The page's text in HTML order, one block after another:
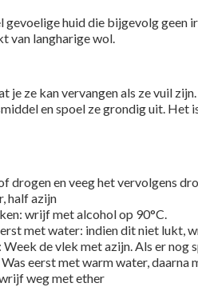
gevoelige huid die bijgevolg
van langharige wol.
ze kan vervangen als ze vuil
en spoel ze grondig uit. Het
drogen en veeg het vervolgens
half azijn
wrijf met alcohol op 90°C.
met water: indien dit niet lukt,
de vlek met azijn. Als er nog
eerst met warm water, daarna
weg met ether